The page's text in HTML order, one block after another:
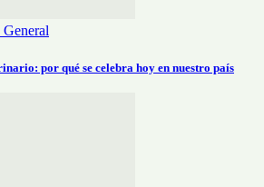
por qué se celebra hoy en nuestro país